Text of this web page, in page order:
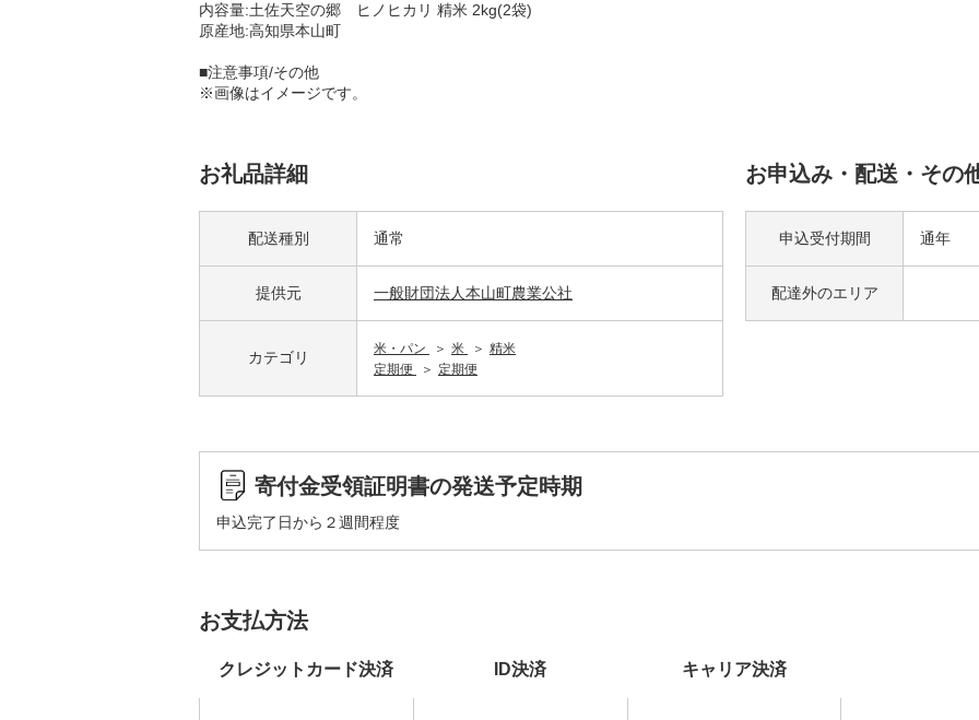
内容量:土佐天空の郷 ヒノヒカリ 精米 2kg(2袋)
原産地:高知県本山町
■注意事項/その他
※画像はイメージです。
お礼品詳細
配送種別 通常
提供元 一般財団法人本山町農業公社
カテゴリ 米・パン 米
精米
定期便
定期便
お申込み・配送・その
申込受付期間 通年
配達外のエリア
寄付金受領証明書の発送予定時期
申込完了日から２週間程度
お支払方法
クレジットカード決済 ID決済 キャリア決済